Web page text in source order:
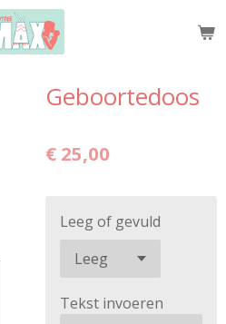
Geboortedoos
€ 25,00
Leeg of gevuld
Tekst invoeren